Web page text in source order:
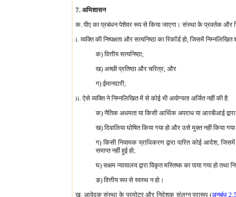
7. अभिशासन
क. पीए का प्रबंधन पेशेवर रूप से किया जाएगा। संस्था के प्रवर्तक और
i. व्यक्ति की निष्पक्षता और सत्यनिष्ठा का रिकॉर्ड हो, जिसमें
क) वित्तीय सत्यनिष्ठा;
ख) अच्छी प्रतिष्ठा और चरित्र; और
ग) ईमानदारी;
ii. ऐसे व्यक्ति ने निम्नलिखित में से कोई भी अयोग्यता अर्जित नहीं की है:
क) नैतिक अधमता या किसी आर्थिक अपराध या आरबीआई द्वारा
ख) दिवालिया घोषित किया गया हो और उसे मुक्त नहीं किया गया
ग) किसी नियामक प्राधिकरण द्वारा पारित कोई आदेश,
समाप्त नहीं हुई हो;
घ) सक्षम न्यायालय द्वारा विकृत मस्तिष्क का पाया गया हो तथा
ङ) वित्तीय रूप से स्वस्थ न हो।
ख. आवेदक संस्था के प्रमोटर और निदेशक संलग्न प्रारूप (अनुबंध